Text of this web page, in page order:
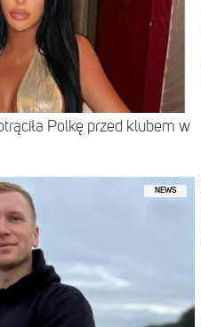
Polkę przed klubem w
NEWS